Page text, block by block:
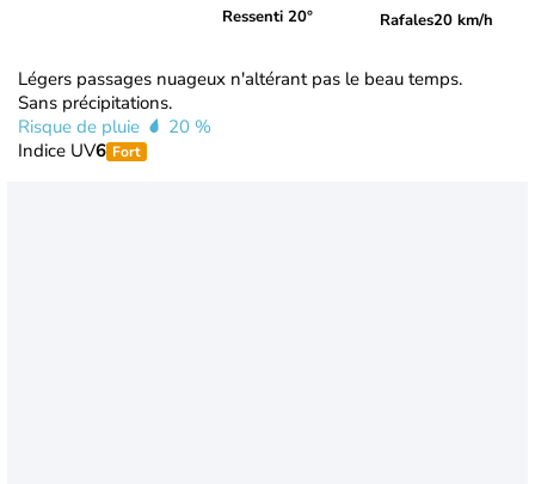
Ressenti 20° Rafales20 km/h
Légers passages nuageux n'altérant pas le beau temps.
Sans précipitations.
Risque de pluie
20 %
Indice UV6 Fort